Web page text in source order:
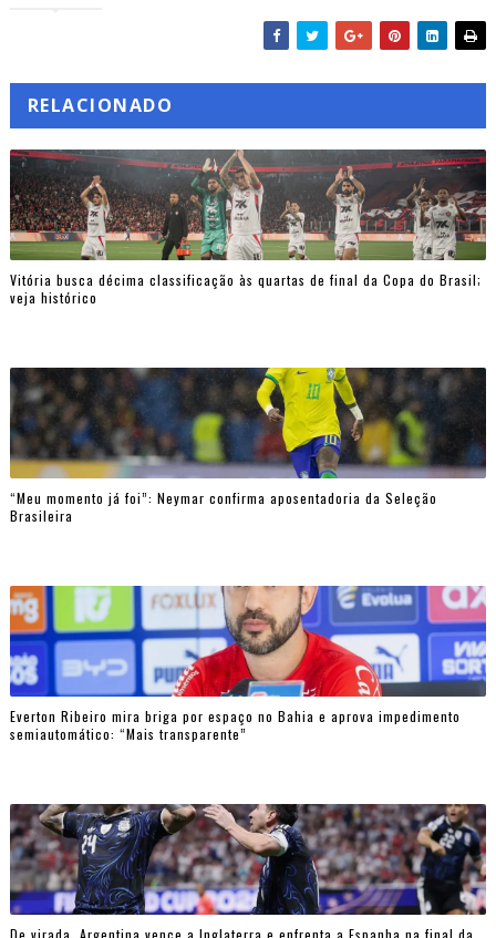
RELACIONADO
Vitória busca décima classificação às quartas de final da Copa do Brasil;
veja histórico
“Meu momento já foi”: Neymar confirma aposentadoria da Seleção
Brasileira
Everton Ribeiro mira briga por espaço no Bahia e aprova impedimento
semiautomático: “Mais transparente”
De virada, Argentina vence a Inglaterra e enfrenta a Espanha na final da